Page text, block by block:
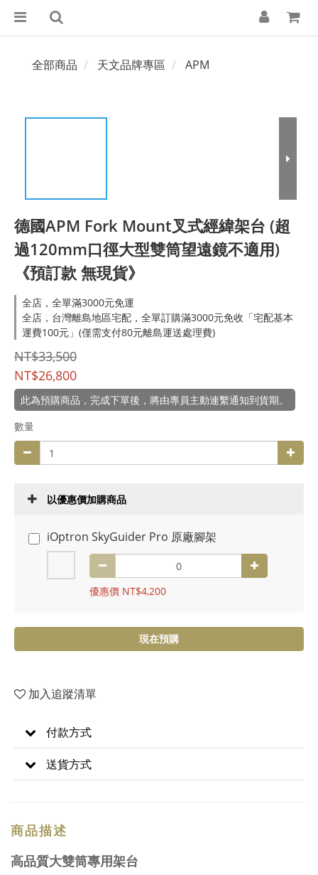
全部商品 天文品牌專區 APM
德國APM Fork Mount叉式經緯架台 (超
過120mm口徑大型雙筒望遠鏡不適用)
《預訂款 無現貨》
全店，全單滿3000元免運
全店，台灣離島地區宅配，全單訂購滿3000元免收「宅配基本
運費100元」(僅需支付80元離島運送處理費)
NT$33,500
NT$26,800
此為預購商品，完成下單後，將由專員主動連繫通知到貨期。
數量
以優惠價加購商品
iOptron SkyGuider Pro 原廠腳架
優惠價 NT$4,200
現在預購
加入追蹤清單
付款方式
送貨方式
商品描述
高品質大雙筒專用架台